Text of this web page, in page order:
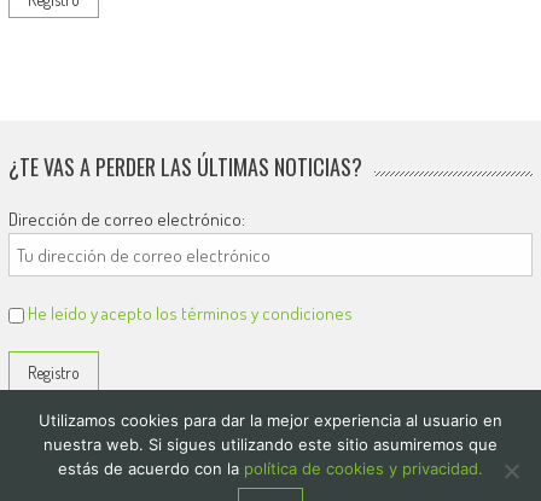
¿TE VAS A PERDER LAS ÚLTIMAS NOTICIAS?
Dirección de correo electrónico:
He leído y acepto los términos y condiciones
El Diario de Colón
Utilizamos cookies para dar la mejor experiencia al usuario en
nuestra web. Si sigues utilizando este sitio asumiremos que
estás de acuerdo con la política de cookies y privacidad.